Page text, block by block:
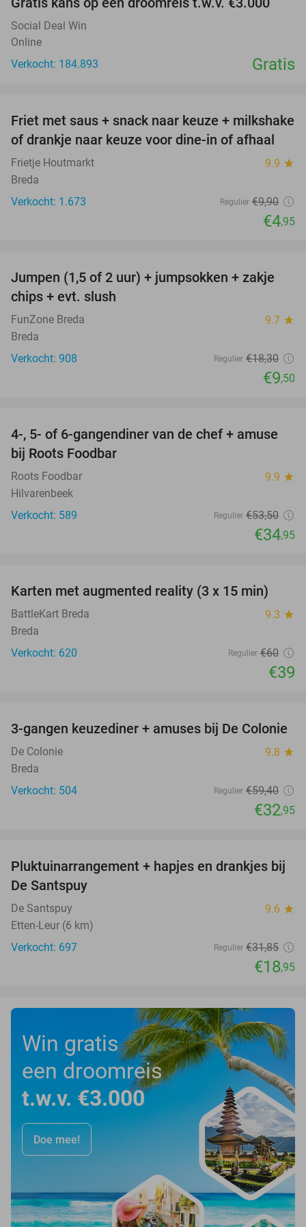
Social Deal Win
Online
Verkocht: 184.893
Gratis
50%
Friet met saus + snack naar keuze + milkshake
of drankje naar keuze voor dine-in of afhaal
Frietje Houtmarkt 9.9 star
Breda
Verkocht: 1.673
Regulier €9,90
€4,95
48%
Jumpen (1,5 of 2 uur) + jumpsokken + zakje
chips + evt. slush
FunZone Breda 9.7 star
Breda
Verkocht: 908
Regulier €18,30
€9,50
35%
4-, 5- of 6-gangendiner van de chef + amuse
bij Roots Foodbar
Roots Foodbar 9.9 star
Hilvarenbeek
Verkocht: 589
Regulier €53,50
€34,95
35%
Karten met augmented reality (3 x 15 min)
BattleKart Breda 9.3 star
Breda
Verkocht: 620
Regulier €60
€39
45%
3-gangen keuzediner + amuses bij De Colonie
De Colonie 9.8 star
Breda
Verkocht: 504
Regulier €59,40
€32,95
41%
Pluktuinarrangement + hapjes en drankjes bij
De Santspuy
De Santspuy 9.6 star
Etten-Leur (6 km)
Verkocht: 697
Regulier €31,85
€18,95
Win gratis
een droomreis
t.w.v. €3.000
Doe mee!